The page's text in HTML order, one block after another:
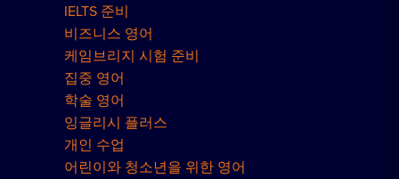
IELTS 준비
비즈니스 영어
케임브리지 시험 준비
집중 영어
학술 영어
잉글리시 플러스
개인 수업
어린이와 청소년을 위한 영어